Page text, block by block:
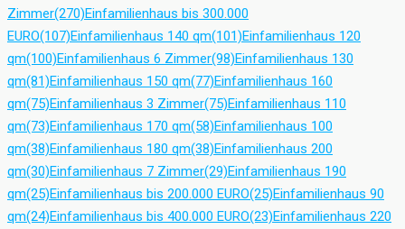
Zimmer(270)Einfamilienhaus bis 300.000
EURO(107)Einfamilienhaus 140 qm(101)Einfamilienhaus 120
qm(100)Einfamilienhaus 6 Zimmer(98)Einfamilienhaus 130
qm(81)Einfamilienhaus 150 qm(77)Einfamilienhaus 160
qm(75)Einfamilienhaus 3 Zimmer(75)Einfamilienhaus 110
qm(73)Einfamilienhaus 170 qm(58)Einfamilienhaus 100
qm(38)Einfamilienhaus 180 qm(38)Einfamilienhaus 200
qm(30)Einfamilienhaus 7 Zimmer(29)Einfamilienhaus 190
qm(25)Einfamilienhaus bis 200.000 EURO(25)Einfamilienhaus 90
qm(24)Einfamilienhaus bis 400.000 EURO(23)Einfamilienhaus 220